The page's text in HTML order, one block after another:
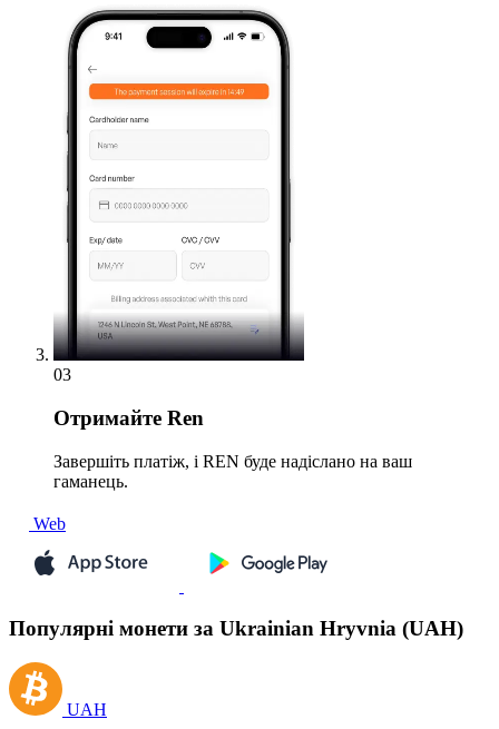
03
Отримайте Ren
Завершіть платіж, і REN буде надіслано на ваш
гаманець.
Web
Популярні монети за Ukrainian Hryvnia (UAH)
UAH